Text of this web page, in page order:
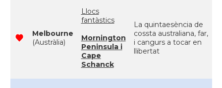
Melbourne
(Austràlia)
Llocs
fantàstics
Mornington
Peninsula i
Cape
Schanck
La quintaesència de
cossta australiana, far,
i cangurs a tocar en
llibertat